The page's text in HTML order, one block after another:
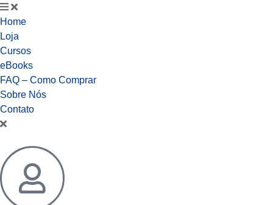
Home
Loja
Cursos
eBooks
FAQ – Como Comprar
Sobre Nós
Contato